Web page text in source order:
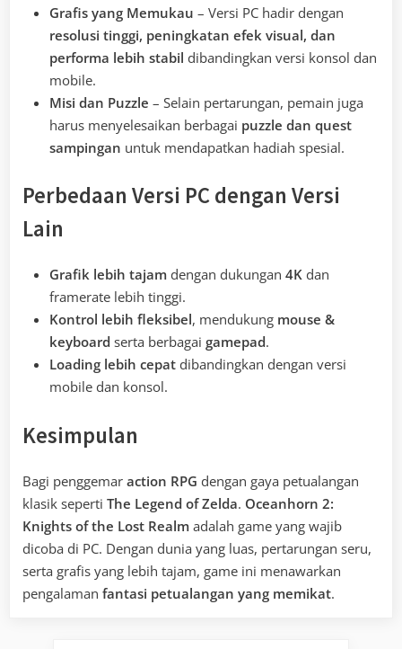
Grafis yang Memukau – Versi PC hadir dengan
resolusi tinggi, peningkatan efek visual, dan
performa lebih stabil dibandingkan versi konsol dan
mobile.
Misi dan Puzzle – Selain pertarungan, pemain juga
harus menyelesaikan berbagai puzzle dan quest
sampingan untuk mendapatkan hadiah spesial.
Perbedaan Versi PC dengan Versi
Lain
Grafik lebih tajam dengan dukungan 4K dan
framerate lebih tinggi.
Kontrol lebih fleksibel, mendukung mouse &
keyboard serta berbagai gamepad.
Loading lebih cepat dibandingkan dengan versi
mobile dan konsol.
Kesimpulan
Bagi penggemar action RPG dengan gaya petualangan
klasik seperti The Legend of Zelda. Oceanhorn 2:
Knights of the Lost Realm adalah game yang wajib
dicoba di PC. Dengan dunia yang luas, pertarungan seru,
serta grafis yang lebih tajam, game ini menawarkan
pengalaman fantasi petualangan yang memikat.